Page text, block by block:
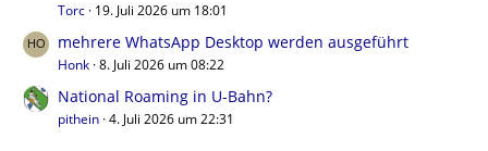
Torc 19. Juli 2026 um 18:01
mehrere WhatsApp Desktop werden ausgeführt
Honk 8. Juli 2026 um 08:22
National Roaming in U-Bahn?
pithein 4. Juli 2026 um 22:31